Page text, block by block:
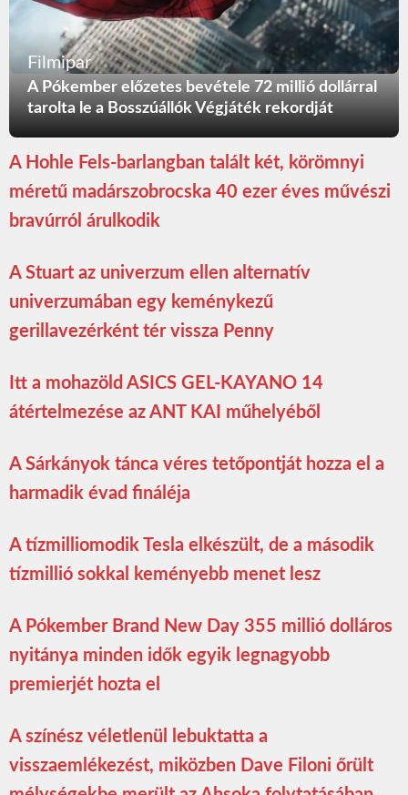
Filmipar
A Pókember előzetes bevétele 72 millió dollárral
tarolta le a Bosszúállók Végjáték rekordját
A Hohle Fels-barlangban talált két, körömnyi
méretű madárszobrocska 40 ezer éves művészi
bravúrról árulkodik
A Stuart az univerzum ellen alternatív
univerzumában egy keménykezű
gerillavezérként tér vissza Penny
Itt a mohazöld ASICS GEL-KAYANO 14
átértelmezése az ANT KAI műhelyéből
A Sárkányok tánca véres tetőpontját hozza el a
harmadik évad fináléja
A tízmilliomodik Tesla elkészült, de a második
tízmillió sokkal keményebb menet lesz
A Pókember Brand New Day 355 millió dolláros
nyitánya minden idők egyik legnagyobb
premierjét hozta el
A színész véletlenül lebuktatta a
visszaemlékezést, miközben Dave Filoni őrült